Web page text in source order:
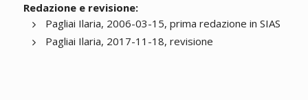
Redazione e revisione:
Pagliai Ilaria, 2006-03-15, prima redazione in SIAS
Pagliai Ilaria, 2017-11-18, revisione